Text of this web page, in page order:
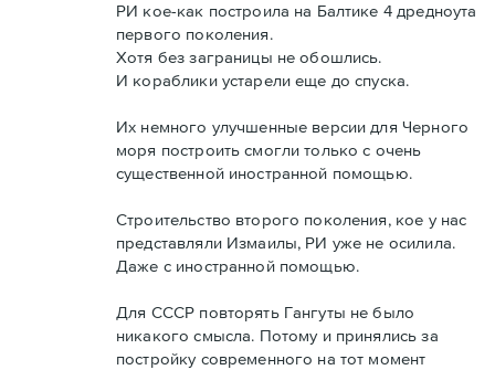
РИ кое-как построила на Балтике 4 дредноута
первого поколения.
Хотя без заграницы не обошлись.
И кораблики устарели еще до спуска.
Их немного улучшенные версии для Черного
моря построить смогли только с очень
существенной иностранной помощью.
Строительство второго поколения, кое у нас
представляли Измаилы, РИ уже не осилила.
Даже с иностранной помощью.
Для СССР повторять Гангуты не было
никакого смысла. Потому и принялись за
постройку современного на тот момент